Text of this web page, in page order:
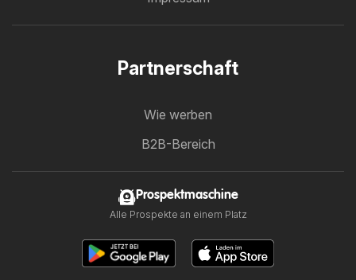
Partnerschaft
Wie werben
B2B-Bereich
Prospektmaschine
Alle Prospekte an einem Platz